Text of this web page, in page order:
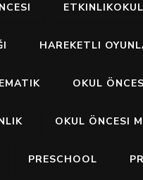
HAREKETLI
OKUL
OKUL ÖNCESI
PRESCHOOL